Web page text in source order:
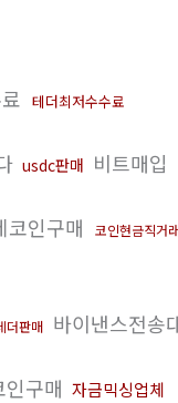
테더최저수수료
usdc판매 비트매입
코인구매 코인현금직거
더판매 바이낸스전송
인구매 자금믹싱업체